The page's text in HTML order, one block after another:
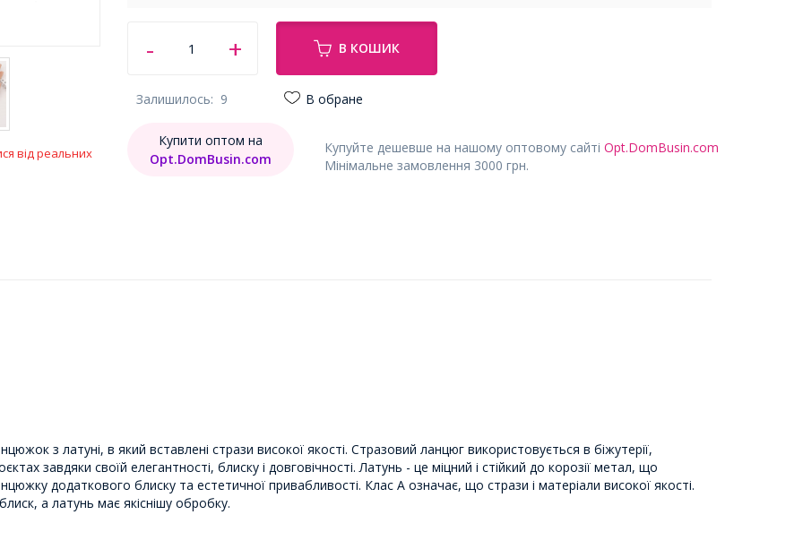
від реальних
В КОШИК
Залишилось: 9 В обране
Купуйте дешевше на нашому оптовому сайті Opt.DomBusin.com
Мінімальне замовлення 3000 грн.
Купити оптом на
Opt.DomBusin.com
з латуні, в який вставлені стрази високої якості. Стразовий ланцюг використовується в біжутерії,
завдяки своїй елегантності, блиску і довговічності. Латунь - це міцний і стійкий до корозії метал, що
додаткового блиску та естетичної привабливості. Клас А означає, що стрази і матеріали високої якості.
а латунь має якіснішу обробку.